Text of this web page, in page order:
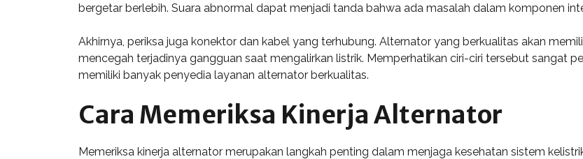
bergetar berlebih. Suara abnormal dapat menjadi tanda bahwa ada masalah dalam komponen
Akhirnya, periksa juga konektor dan kabel yang terhubung. Alternator yang berkualitas akan
mencegah terjadinya gangguan saat mengalirkan listrik. Memperhatikan ciri-ciri tersebut sangat
memiliki banyak penyedia layanan alternator berkualitas.
Cara Memeriksa Kinerja Alternator
Memeriksa kinerja alternator merupakan langkah penting dalam menjaga kesehatan sistem